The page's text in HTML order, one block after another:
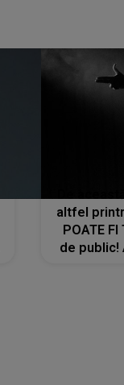
altfel
POATE FI
de public!